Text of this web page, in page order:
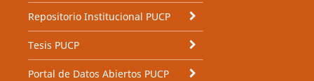
Repositorio Institucional PUCP
Tesis PUCP
Portal de Datos Abiertos PUCP